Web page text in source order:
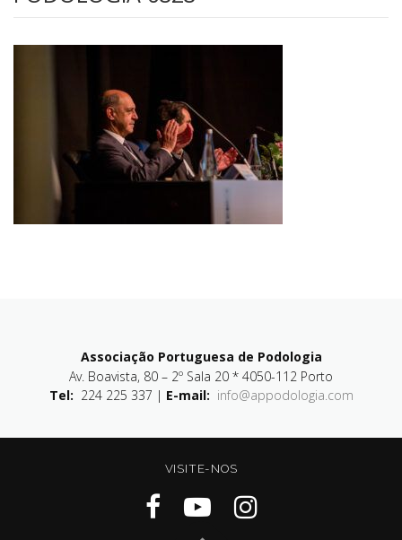
Associação Portuguesa de Podologia
Av. Boavista, 80 – 2º Sala 20 * 4050-112 Porto
Tel: 224 225 337 | E-mail: info@appodologia.com
VISITE-NOS